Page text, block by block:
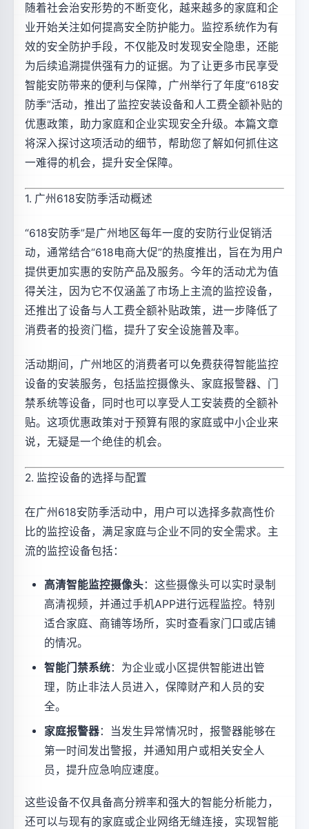
随着社会治安形势的不断变化，越来越多的家庭和企
业开始关注如何提高安全防护能力。监控系统作为有
效的安全防护手段，不仅能及时发现安全隐患，还能
为后续追溯提供强有力的证据。为了让更多市民享受
智能安防带来的便利与保障，广州举行了年度“618安
防季”活动，推出了监控安装设备和人工费全额补贴的
优惠政策，助力家庭和企业实现安全升级。本篇文章
将深入探讨这项活动的细节，帮助您了解如何抓住这
一难得的机会，提升安全保障。
1. 广州618安防季活动概述
“618安防季”是广州地区每年一度的安防行业促销活
动，通常结合“618电商大促”的热度推出，旨在为用户
提供更加实惠的安防产品及服务。今年的活动尤为值
得关注，因为它不仅涵盖了市场上主流的监控设备，
还推出了设备与人工费全额补贴政策，进一步降低了
消费者的投资门槛，提升了安全设施普及率。
活动期间，广州地区的消费者可以免费获得智能监控
设备的安装服务，包括监控摄像头、家庭报警器、门
禁系统等设备，同时也可以享受人工安装费的全额补
贴。这项优惠政策对于预算有限的家庭或中小企业来
说，无疑是一个绝佳的机会。
2. 监控设备的选择与配置
在广州618安防季活动中，用户可以选择多款高性价
比的监控设备，满足家庭与企业不同的安全需求。主
流的监控设备包括：
高清智能监控摄像头：这些摄像头可以实时录制
高清视频，并通过手机APP进行远程监控。特别
适合家庭、商铺等场所，实时查看家门口或店铺
的情况。
智能门禁系统：为企业或小区提供智能进出管
理，防止非法人员进入，保障财产和人员的安
全。
家庭报警器：当发生异常情况时，报警器能够在
第一时间发出警报，并通知用户或相关安全人
员，提升应急响应速度。
这些设备不仅具备高分辨率和强大的智能分析能力，
还可以与现有的家庭或企业网络无缝连接，实现智能